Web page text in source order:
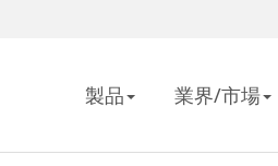
製品 業界/市場